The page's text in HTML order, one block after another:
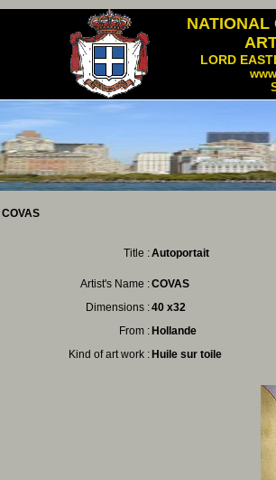
NATIONAL
LORD
COVAS
Title :Autoportait
Artist's Name :COVAS
Dimensions :40 x32
From : Hollande
Kind of art work : Huile sur toile